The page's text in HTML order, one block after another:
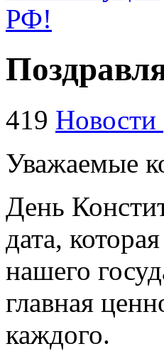
419 Новости
Уважаемые
День
дата,
нашего
главная
каждого.